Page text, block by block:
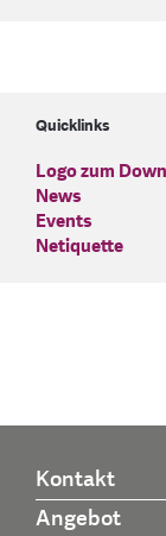
Quicklinks
Logo zum
News
Events
Netiquette
Kontakt
Angebot